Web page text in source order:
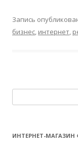
Запись
бизнес, интернет,
ИНТЕРНЕТ-МАГАЗИН